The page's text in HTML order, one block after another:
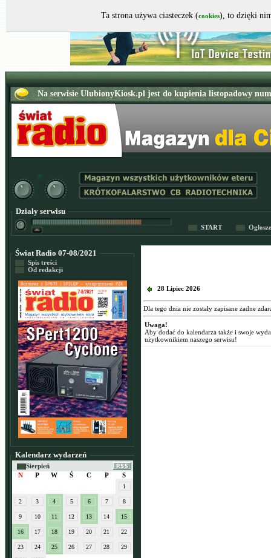
Działy serwisu
START
Świat Radio 07-08/2021
Spis treści
Od redakcji
Kalendarz wydarzeń
Sierpień
N
P W Ś C P S
1
2 3 4 5 6 7 8
9 10 11 12 13 14 15
16 17 18 19 20 21 22
23 24 25 26 27 28 29
28 Lipiec 2026
Dla tego dnia nie zostały zapisane żadne
Uwaga!
Aby dodać do kalendarza także i swoje
użytkownikiem naszego serwisu!
Ta strona używa ciasteczek (cookies), to dzięki